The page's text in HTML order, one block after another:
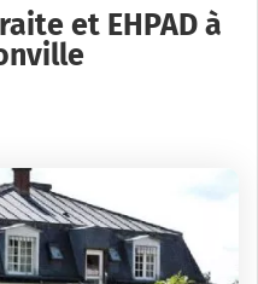
et EHPAD à